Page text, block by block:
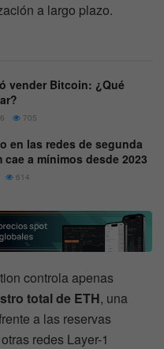
a largo plazo.
vender Bitcoin: ¿Qué
705
en las redes de segunda
cae a mínimos desde 2023
614
controla apenas
total de ETH, una
a las reservas
redes Layer-1